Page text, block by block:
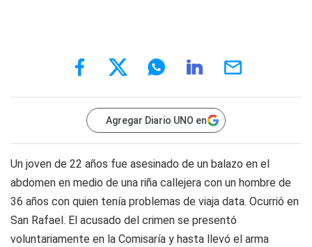
Agregar Diario UNO en
Un joven de 22 años fue asesinado de un balazo en el
abdomen en medio de una riña callejera con un hombre de
36 años con quien tenía problemas de viaja data. Ocurrió en
San Rafael. El acusado del crimen se presentó
voluntariamente en la Comisaría y hasta llevó el arma